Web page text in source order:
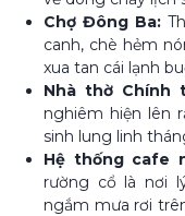
Chợ Đông Ba:
canh, chè hẻm
xua tan cái lạnh
Nhà thờ Chính
nghiêm hiện lên
sinh lung linh
Hệ thống cafe
rường cổ là nơi
ngắm mưa rơi